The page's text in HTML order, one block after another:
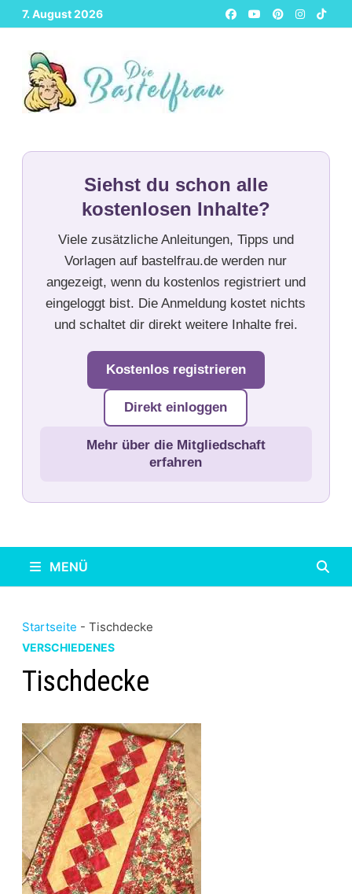
Zurück
zum
Inhalt
7. August 2026
Siehst du schon alle
kostenlosen Inhalte?
Viele zusätzliche Anleitungen, Tipps und
Vorlagen auf bastelfrau.de werden nur
angezeigt, wenn du kostenlos registriert und
eingeloggt bist. Die Anmeldung kostet nichts
und schaltet dir direkt weitere Inhalte frei.
Kostenlos registrieren
Direkt einloggen
Mehr über die Mitgliedschaft
erfahren
MENÜ
Startseite - Tischdecke
VERSCHIEDENES
Tischdecke